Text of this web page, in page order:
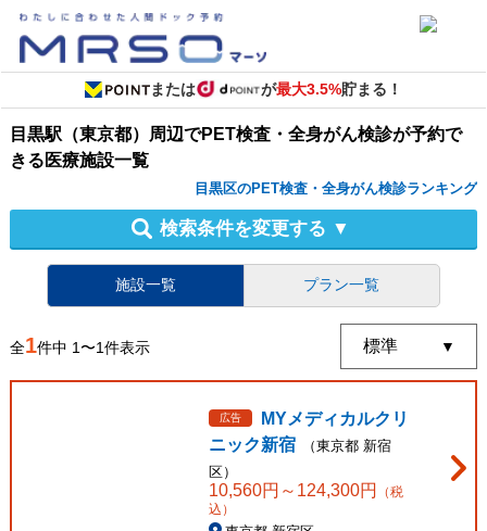
または が最大3.5%貯まる！
目黒駅（東京都）周辺でPET検査・全身がん検診が予約で
きる医療施設一覧
目黒区のPET検査・全身がん検診ランキング
検索条件を変更する ▼
施設一覧 プラン一覧
全1件中 1〜1件表示
広告
MYメディカルクリ
ニック新宿
（東京都 新宿
区）
10,560円～ 124,300円
（税
込）